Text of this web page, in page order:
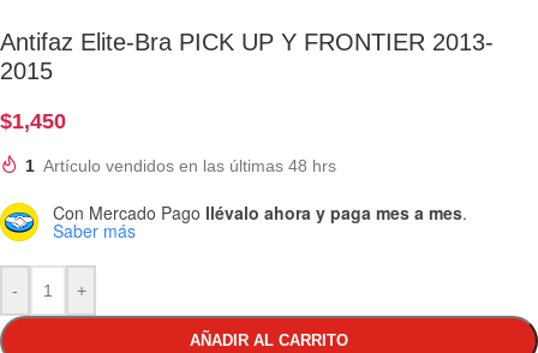
Antifaz Elite-Bra PICK UP Y FRONTIER 2013-
2015
$1,450
1 Artículo vendidos en las últimas 48 hrs
Con Mercado Pago llévalo ahora y paga mes a mes.
Saber más
- +
AÑADIR AL CARRITO